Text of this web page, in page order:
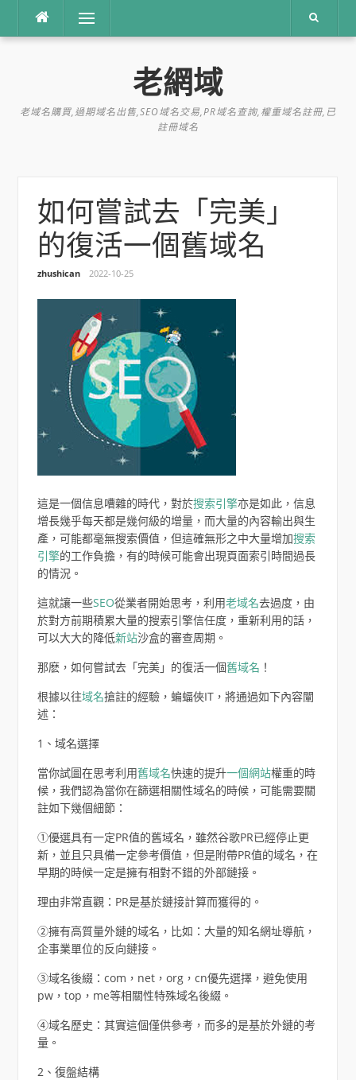
內
選單
老網域
老域名購買,過期域名出售,SEO域名交易,PR域名查詢,權重域名註冊,已
註冊域名
如何嘗試去「完美」
的復活一個舊域名
zhushican 2022-10-25
這是一個信息嘈雜的時代，對於搜索引擎亦是如此，信息
增長幾乎每天都是幾何級的增量，而大量的內容輸出與生
產，可能都毫無搜索價值，但這確無形之中大量增加搜索
引擎的工作負擔，有的時候可能會出現頁面索引時間過長
的情況。
這就讓一些SEO從業者開始思考，利用老域名去過度，由
於對方前期積累大量的搜索引擎信任度，重新利用的話，
可以大大的降低新站沙盒的審查周期。
那麽，如何嘗試去「完美」的復活一個舊域名 ！
根據以往域名搶註的經驗，蝙蝠俠IT，將通過如下內容闡
述：
1、域名選擇
當你試圖在思考利用舊域名快速的提升一個網站權重的時
候，我們認為當你在篩選相關性域名的時候，可能需要關
註如下幾個細節：
①優選具有一定PR值的舊域名，雖然谷歌PR已經停止更
新，並且只具備一定參考價值，但是附帶PR值的域名，在
早期的時候一定是擁有相對不錯的外部鏈接。
理由非常直觀：PR是基於鏈接計算而獲得的。
②擁有高質量外鏈的域名，比如：大量的知名網址導航，
企事業單位的反向鏈接。
③域名後綴：com，net，org，cn優先選擇，避免使用
pw，top，me等相關性特殊域名後綴。
④域名歷史：其實這個僅供參考，而多的是基於外鏈的考
量。
2、復盤結構